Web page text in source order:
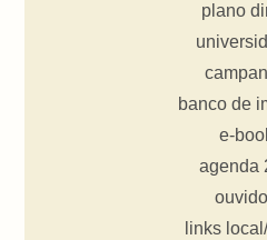
plano
banco de
e-
agenda
links